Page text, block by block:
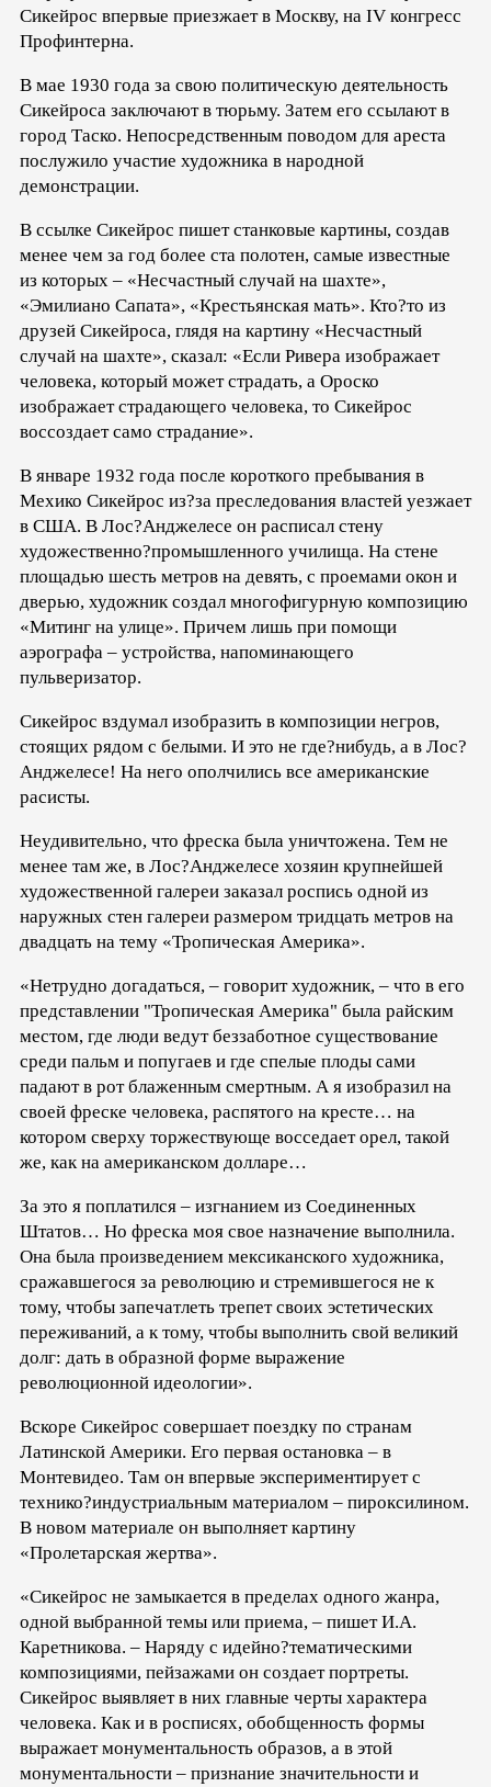
Сикейрос впервые приезжает в Москву, на IV конгресс
Профинтерна.
В мае 1930 года за свою политическую деятельность
Сикейроса заключают в тюрьму. Затем его ссылают в
город Таско. Непосредственным поводом для ареста
послужило участие художника в народной
демонстрации.
В ссылке Сикейрос пишет станковые картины, создав
менее чем за год более ста полотен, самые известные
из которых – «Несчастный случай на шахте»,
«Эмилиано Сапата», «Крестьянская мать». Кто?то из
друзей Сикейроса, глядя на картину «Несчастный
случай на шахте», сказал: «Если Ривера изображает
человека, который может страдать, а Ороско
изображает страдающего человека, то Сикейрос
воссоздает само страдание».
В январе 1932 года после короткого пребывания в
Мехико Сикейрос из?за преследования властей уезжает
в США. В Лос?Анджелесе он расписал стену
художественно?промышленного училища. На стене
площадью шесть метров на девять, с проемами окон и
дверью, художник создал многофигурную композицию
«Митинг на улице». Причем лишь при помощи
аэрографа – устройства, напоминающего
пульверизатор.
Сикейрос вздумал изобразить в композиции негров,
стоящих рядом с белыми. И это не где?нибудь, а в Лос?
Анджелесе! На него ополчились все американские
расисты.
Неудивительно, что фреска была уничтожена. Тем не
менее там же, в Лос?Анджелесе хозяин крупнейшей
художественной галереи заказал роспись одной из
наружных стен галереи размером тридцать метров на
двадцать на тему «Тропическая Америка».
«Нетрудно догадаться, – говорит художник, – что в его
представлении "Тропическая Америка" была райским
местом, где люди ведут беззаботное существование
среди пальм и попугаев и где спелые плоды сами
падают в рот блаженным смертным. А я изобразил на
своей фреске человека, распятого на кресте… на
котором сверху торжествующе восседает орел, такой
же, как на американском долларе…
За это я поплатился – изгнанием из Соединенных
Штатов… Но фреска моя свое назначение выполнила.
Она была произведением мексиканского художника,
сражавшегося за революцию и стремившегося не к
тому, чтобы запечатлеть трепет своих эстетических
переживаний, а к тому, чтобы выполнить свой великий
долг: дать в образной форме выражение
революционной идеологии».
Вскоре Сикейрос совершает поездку по странам
Латинской Америки. Его первая остановка – в
Монтевидео. Там он впервые экспериментирует с
технико?индустриальным материалом – пироксилином.
В новом материале он выполняет картину
«Пролетарская жертва».
«Сикейрос не замыкается в пределах одного жанра,
одной выбранной темы или приема, – пишет И.А.
Каретникова. – Наряду с идейно?тематическими
композициями, пейзажами он создает портреты.
Сикейрос выявляет в них главные черты характера
человека. Как и в росписях, обобщенность формы
выражает монументальность образов, а в этой
монументальности – признание значительности и